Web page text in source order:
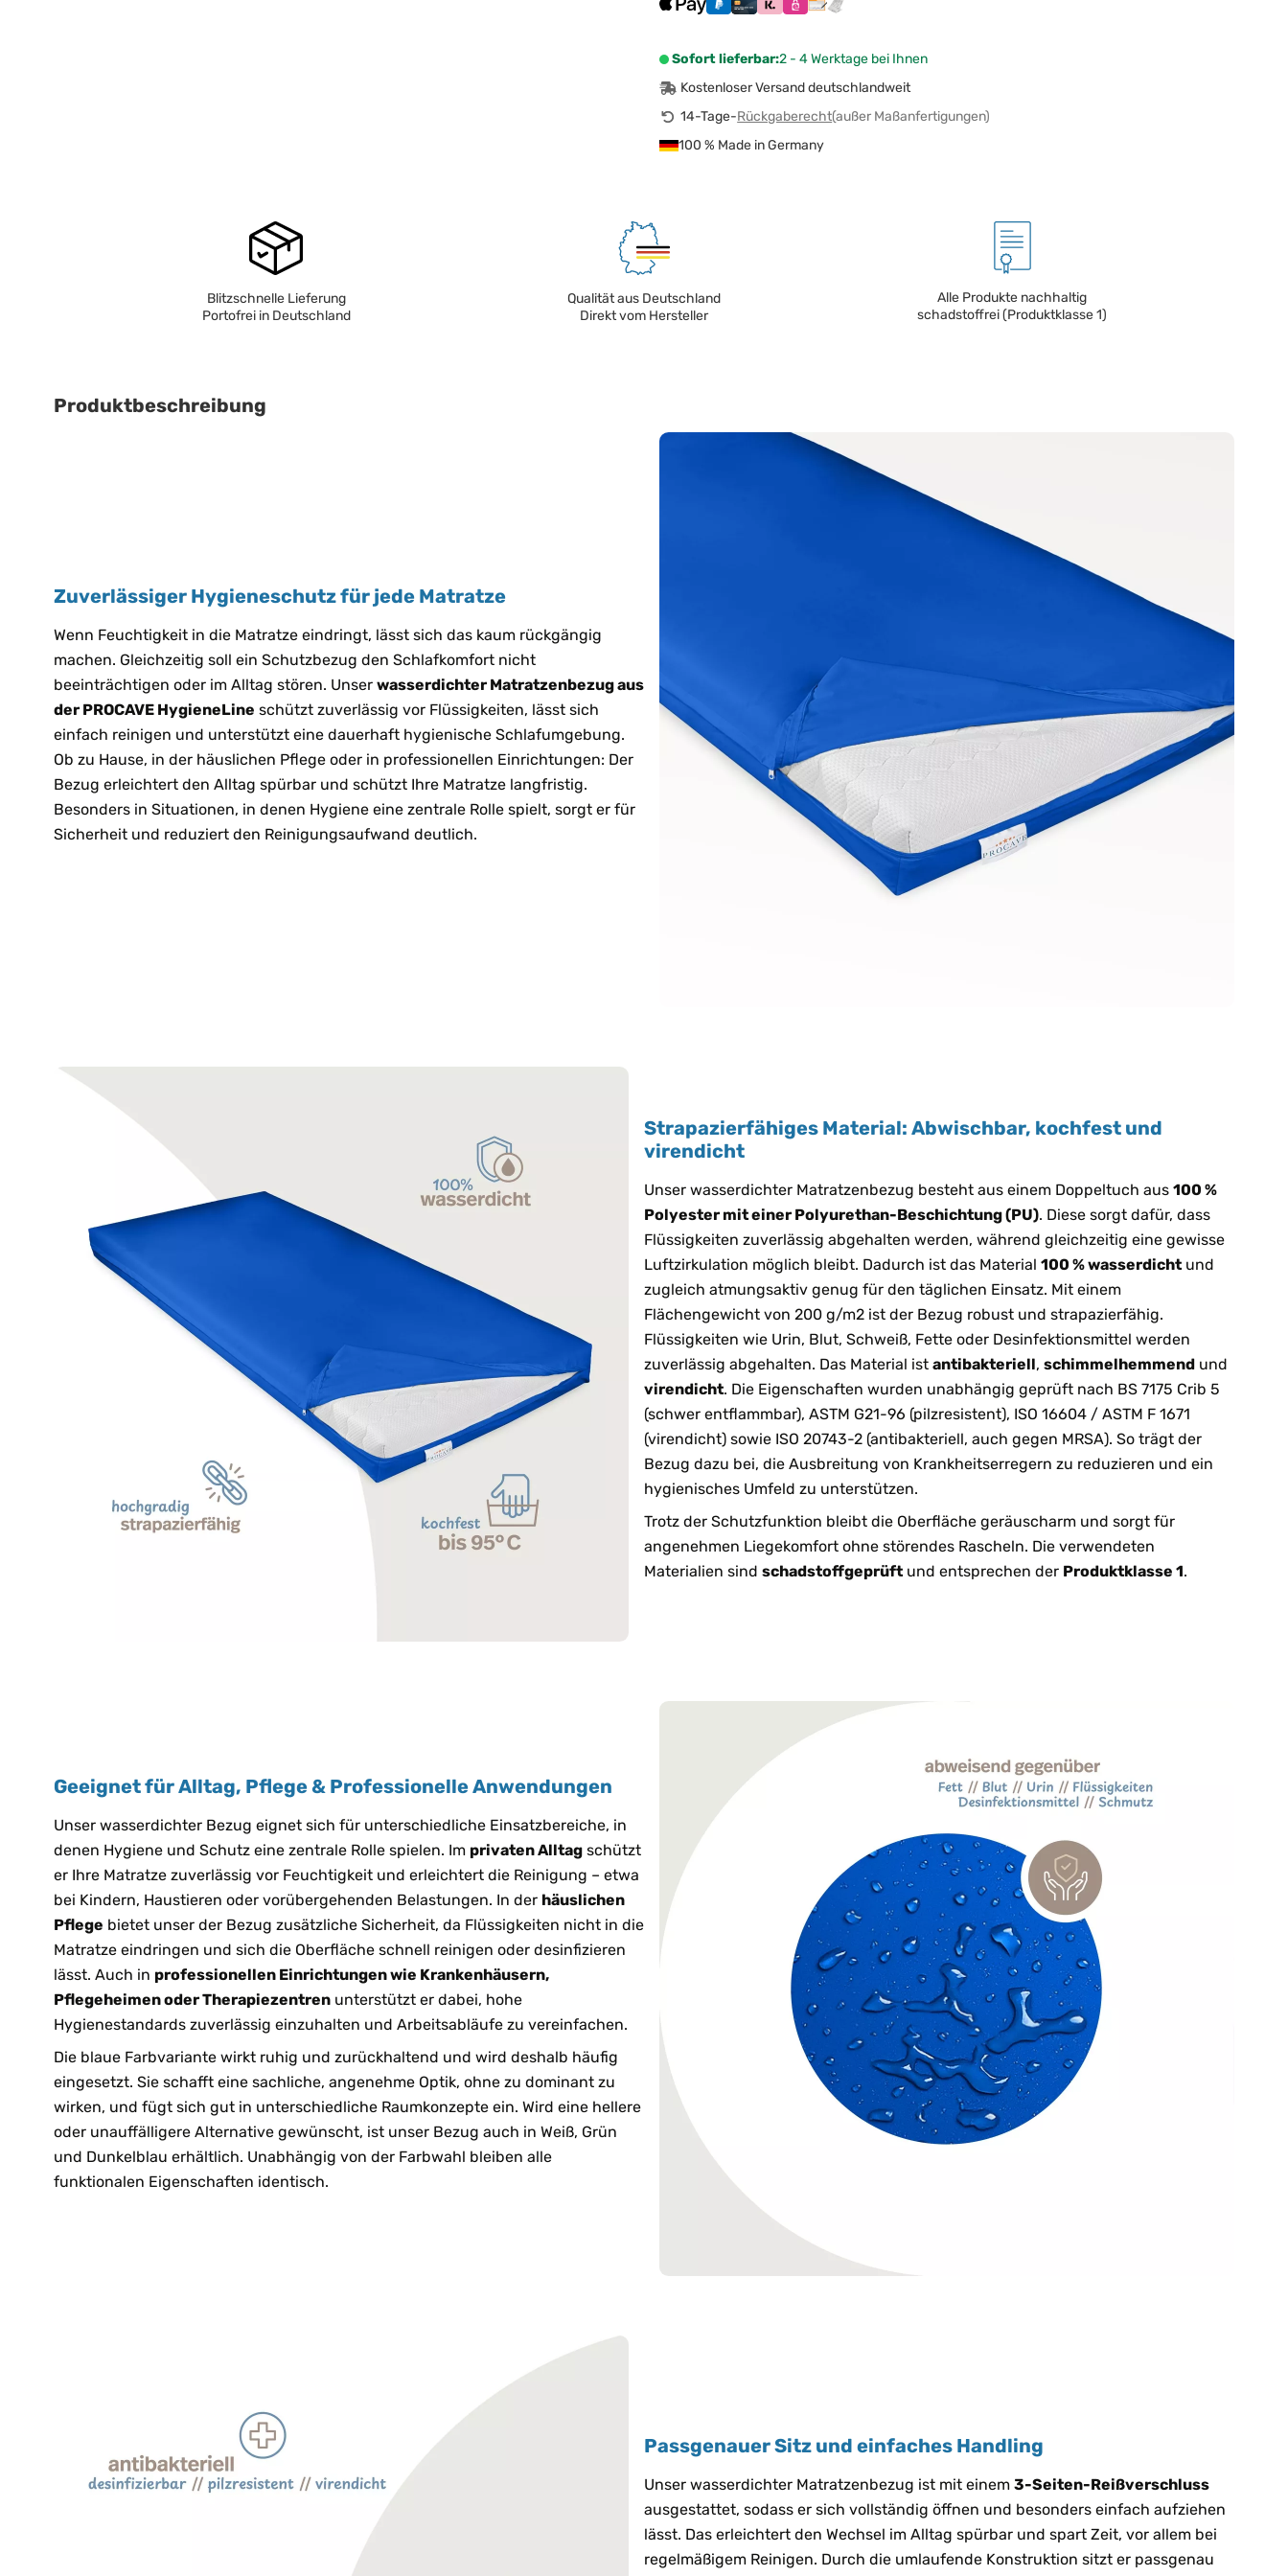
Sofort lieferbar:2 - 4 Werktage bei Ihnen
Kostenloser Versand deutschlandweit
14-Tage-Rückgaberecht(außer Maßanfertigungen)
100 % Made in Germany
Blitzschnelle Lieferung
Portofrei in Deutschland
Qualität aus Deutschland
Direkt vom Hersteller
Alle Produkte nachhaltig
schadstoffrei (Produktklasse 1)
Produktbeschreibung
Zuverlässiger Hygieneschutz für jede Matratze
Wenn Feuchtigkeit in die Matratze eindringt, lässt sich das kaum rückgängig
machen. Gleichzeitig soll ein Schutzbezug den Schlafkomfort nicht
beeinträchtigen oder im Alltag stören. Unser wasserdichter Matratzenbezug aus
der PROCAVE HygieneLine schützt zuverlässig vor Flüssigkeiten, lässt sich
einfach reinigen und unterstützt eine dauerhaft hygienische Schlafumgebung.
Ob zu Hause, in der häuslichen Pflege oder in professionellen Einrichtungen: Der
Bezug erleichtert den Alltag spürbar und schützt Ihre Matratze langfristig.
Besonders in Situationen, in denen Hygiene eine zentrale Rolle spielt, sorgt er für
Sicherheit und reduziert den Reinigungsaufwand deutlich.
Strapazierfähiges Material: Abwischbar, kochfest und
virendicht
Unser wasserdichter Matratzenbezug besteht aus einem Doppeltuch aus 100 %
Polyester mit einer Polyurethan-Beschichtung (PU). Diese sorgt dafür, dass
Flüssigkeiten zuverlässig abgehalten werden, während gleichzeitig eine gewisse
Luftzirkulation möglich bleibt. Dadurch ist das Material 100 % wasserdicht und
zugleich atmungsaktiv genug für den täglichen Einsatz. Mit einem
Flächengewicht von 200 g/m2 ist der Bezug robust und strapazierfähig.
Flüssigkeiten wie Urin, Blut, Schweiß, Fette oder Desinfektionsmittel werden
zuverlässig abgehalten. Das Material ist antibakteriell, schimmelhemmend und
virendicht. Die Eigenschaften wurden unabhängig geprüft nach BS 7175 Crib 5
(schwer entflammbar), ASTM G21-96 (pilzresistent), ISO 16604 / ASTM F 1671
(virendicht) sowie ISO 20743-2 (antibakteriell, auch gegen MRSA). So trägt der
Bezug dazu bei, die Ausbreitung von Krankheitserregern zu reduzieren und ein
hygienisches Umfeld zu unterstützen.
Trotz der Schutzfunktion bleibt die Oberfläche geräuscharm und sorgt für
angenehmen Liegekomfort ohne störendes Rascheln. Die verwendeten
Materialien sind schadstoffgeprüft und entsprechen der Produktklasse 1.
Geeignet für Alltag, Pflege & Professionelle Anwendungen
Unser wasserdichter Bezug eignet sich für unterschiedliche Einsatzbereiche, in
denen Hygiene und Schutz eine zentrale Rolle spielen. Im privaten Alltag schützt
er Ihre Matratze zuverlässig vor Feuchtigkeit und erleichtert die Reinigung – etwa
bei Kindern, Haustieren oder vorübergehenden Belastungen. In der häuslichen
Pflege bietet unser der Bezug zusätzliche Sicherheit, da Flüssigkeiten nicht in die
Matratze eindringen und sich die Oberfläche schnell reinigen oder desinfizieren
lässt. Auch in professionellen Einrichtungen wie Krankenhäusern,
Pflegeheimen oder Therapiezentren unterstützt er dabei, hohe
Hygienestandards zuverlässig einzuhalten und Arbeitsabläufe zu vereinfachen.
Die blaue Farbvariante wirkt ruhig und zurückhaltend und wird deshalb häufig
eingesetzt. Sie schafft eine sachliche, angenehme Optik, ohne zu dominant zu
wirken, und fügt sich gut in unterschiedliche Raumkonzepte ein. Wird eine hellere
oder unauffälligere Alternative gewünscht, ist unser Bezug auch in Weiß, Grün
und Dunkelblau erhältlich. Unabhängig von der Farbwahl bleiben alle
funktionalen Eigenschaften identisch.
Passgenauer Sitz und einfaches Handling
Unser wasserdichter Matratzenbezug ist mit einem 3-Seiten-Reißverschluss
ausgestattet, sodass er sich vollständig öffnen und besonders einfach aufziehen
lässt. Das erleichtert den Wechsel im Alltag spürbar und spart Zeit, vor allem bei
regelmäßigem Reinigen. Durch die umlaufende Konstruktion sitzt er passgenau